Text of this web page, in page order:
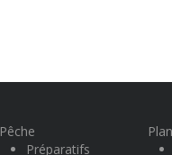
Pêche
Préparatifs